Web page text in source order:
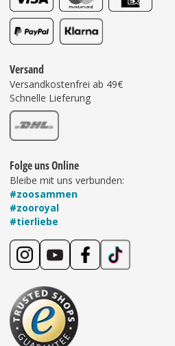
Versand
Versandkostenfrei ab 49€
Schnelle Lieferung
Folge uns Online
Bleibe mit uns verbunden:
#zoosammen
#zooroyal
#tierliebe